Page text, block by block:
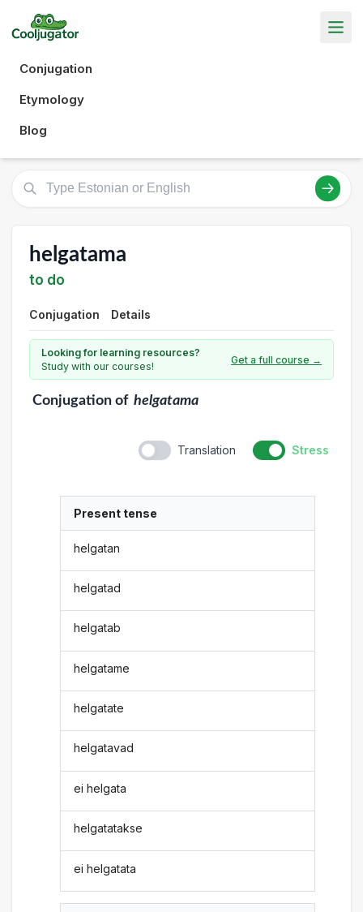
Conjugation
Etymology
Blog
helgatama
to do
Conjugation Details
Looking for learning resources?
Study with our courses!
Get a full course →
Conjugationof helgatama
Translation Stress
Present tense
helgatan
helgatad
helgatab
helgatame
helgatate
helgatavad
ei helgata
helgatatakse
ei helgatata